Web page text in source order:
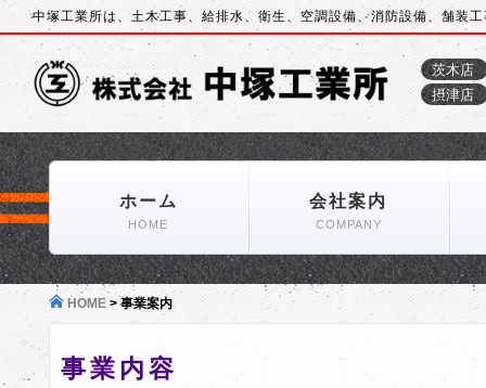
中塚工業所は、土木工事、給排水、衛生、空調設備、消防設備、舗装
茨木店
摂津店
ホーム
HOME
会社案内
COMPANY
HOME> 事業案内
事業内容